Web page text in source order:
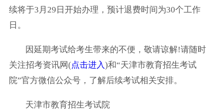
续将于3月29日开始办理，预计退费时间为30个工作
日。
因延期考试给考生带来的不便，敬请谅解!请随时
关注招考资讯网(点击进入)和“天津市教育招生考试
院”官方微信公众号，了解后续考试相关安排。
天津市教育招生考试院